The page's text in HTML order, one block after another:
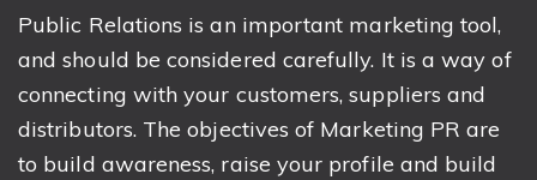
Public Relations is an important marketing tool,
and should be considered carefully. It is a way of
connecting with your customers, suppliers and
distributors. The objectives of Marketing PR are
to build awareness, raise your profile and build